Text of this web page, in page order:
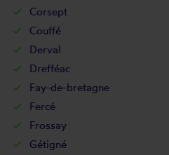
Corsept
Couffé
Derval
Drefféac
Fay-de-bretagne
Fercé
Frossay
Gétigné